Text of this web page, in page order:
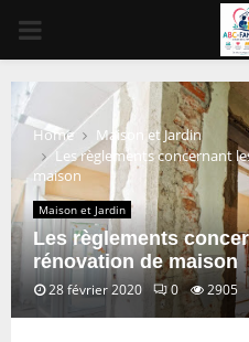
PRIMARY
MENU
Home
Maison et Jardin
Les règlements concernant
maison
Maison et Jardin
Les règlements
rénovation de maison
28 février 2020 0 2905